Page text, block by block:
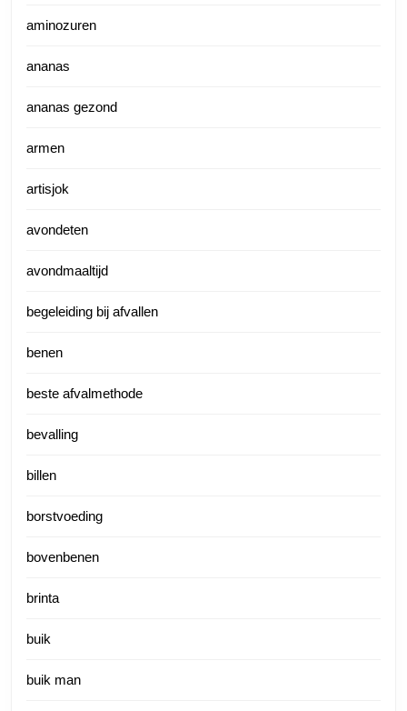
aminozuren
ananas
ananas gezond
armen
artisjok
avondeten
avondmaaltijd
begeleiding bij afvallen
benen
beste afvalmethode
bevalling
billen
borstvoeding
bovenbenen
brinta
buik
buik man